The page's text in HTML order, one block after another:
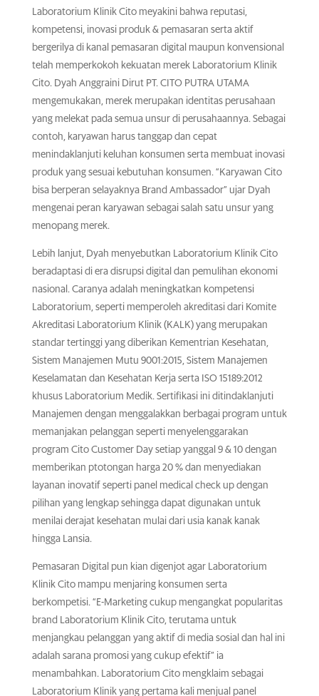
Laboratorium Klinik Cito meyakini bahwa reputasi,
kompetensi, inovasi produk & pemasaran serta aktif
bergerilya di kanal pemasaran digital maupun konvensional
telah memperkokoh kekuatan merek Laboratorium Klinik
Cito. Dyah Anggraini Dirut PT. CITO PUTRA UTAMA
mengemukakan, merek merupakan identitas perusahaan
yang melekat pada semua unsur di perusahaannya. Sebagai
contoh, karyawan harus tanggap dan cepat
menindaklanjuti keluhan konsumen serta membuat inovasi
produk yang sesuai kebutuhan konsumen. “Karyawan Cito
bisa berperan selayaknya Brand Ambassador” ujar Dyah
mengenai peran karyawan sebagai salah satu unsur yang
menopang merek.
Lebih lanjut, Dyah menyebutkan Laboratorium Klinik Cito
beradaptasi di era disrupsi digital dan pemulihan ekonomi
nasional. Caranya adalah meningkatkan kompetensi
Laboratorium, seperti memperoleh akreditasi dari Komite
Akreditasi Laboratorium Klinik (KALK) yang merupakan
standar tertinggi yang diberikan Kementrian Kesehatan,
Sistem Manajemen Mutu 9001:2015, Sistem Manajemen
Keselamatan dan Kesehatan Kerja serta ISO 15189:2012
khusus Laboratorium Medik. Sertifikasi ini ditindaklanjuti
Manajemen dengan menggalakkan berbagai program untuk
memanjakan pelanggan seperti menyelenggarakan
program Cito Customer Day setiap yanggal 9 & 10 dengan
memberikan ptotongan harga 20 % dan menyediakan
layanan inovatif seperti panel medical check up dengan
pilihan yang lengkap sehingga dapat digunakan untuk
menilai derajat kesehatan mulai dari usia kanak kanak
hingga Lansia.
Pemasaran Digital pun kian digenjot agar Laboratorium
Klinik Cito mampu menjaring konsumen serta
berkompetisi. “E-Marketing cukup mengangkat popularitas
brand Laboratorium Klinik Cito, terutama untuk
menjangkau pelanggan yang aktif di media sosial dan hal ini
adalah sarana promosi yang cukup efektif” ia
menambahkan. Laboratorium Cito mengklaim sebagai
Laboratorium Klinik yang pertama kali menjual panel